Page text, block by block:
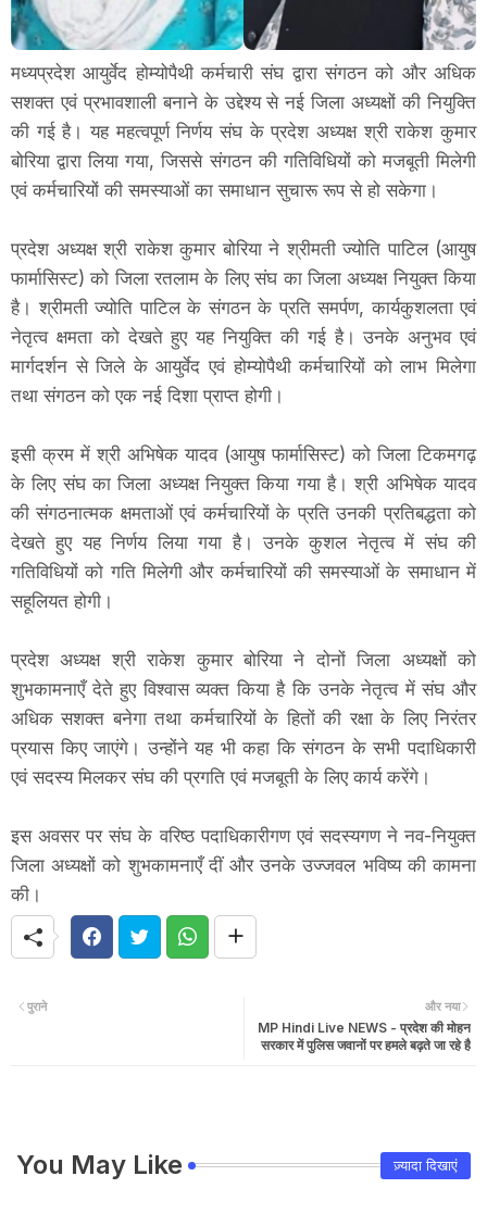
मध्यप्रदेश आयुर्वेद होम्योपैथी कर्मचारी संघ द्वारा संगठन को और अधिक
सशक्त एवं प्रभावशाली बनाने के उद्देश्य से नई जिला अध्यक्षों की नियुक्ति
की गई है। यह महत्वपूर्ण निर्णय संघ के प्रदेश अध्यक्ष श्री राकेश कुमार
बोरिया द्वारा लिया गया, जिससे संगठन की गतिविधियों को मजबूती मिलेगी
एवं कर्मचारियों की समस्याओं का समाधान सुचारू रूप से हो सकेगा।
प्रदेश अध्यक्ष श्री राकेश कुमार बोरिया ने श्रीमती ज्योति पाटिल (आयुष
फार्मासिस्ट) को जिला रतलाम के लिए संघ का जिला अध्यक्ष नियुक्त किया
है। श्रीमती ज्योति पाटिल के संगठन के प्रति समर्पण, कार्यकुशलता एवं
नेतृत्व क्षमता को देखते हुए यह नियुक्ति की गई है। उनके अनुभव एवं
मार्गदर्शन से जिले के आयुर्वेद एवं होम्योपैथी कर्मचारियों को लाभ मिलेगा
तथा संगठन को एक नई दिशा प्राप्त होगी।
इसी क्रम में श्री अभिषेक यादव (आयुष फार्मासिस्ट) को जिला टिकमगढ़
के लिए संघ का जिला अध्यक्ष नियुक्त किया गया है। श्री अभिषेक यादव
की संगठनात्मक क्षमताओं एवं कर्मचारियों के प्रति उनकी प्रतिबद्धता को
देखते हुए यह निर्णय लिया गया है। उनके कुशल नेतृत्व में संघ की
गतिविधियों को गति मिलेगी और कर्मचारियों की समस्याओं के समाधान में
सहूलियत होगी।
प्रदेश अध्यक्ष श्री राकेश कुमार बोरिया ने दोनों जिला अध्यक्षों को
शुभकामनाएँ देते हुए विश्वास व्यक्त किया है कि उनके नेतृत्व में संघ और
अधिक सशक्त बनेगा तथा कर्मचारियों के हितों की रक्षा के लिए निरंतर
प्रयास किए जाएंगे। उन्होंने यह भी कहा कि संगठन के सभी पदाधिकारी
एवं सदस्य मिलकर संघ की प्रगति एवं मजबूती के लिए कार्य करेंगे।
इस अवसर पर संघ के वरिष्ठ पदाधिकारीगण एवं सदस्यगण ने नव-नियुक्त
जिला अध्यक्षों को शुभकामनाएँ दीं और उनके उज्जवल भविष्य की कामना
की।
और नया
MP Hindi Live NEWS - प्रदेश की मोहन
सरकार में पुलिस जवानों पर हमले बढ़ते जा रहे है
पुराने
You May Like ज़्यादा दिखाएं